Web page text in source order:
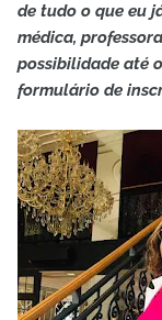
de tudo o que eu
médica,
possibilidade até
formulário de